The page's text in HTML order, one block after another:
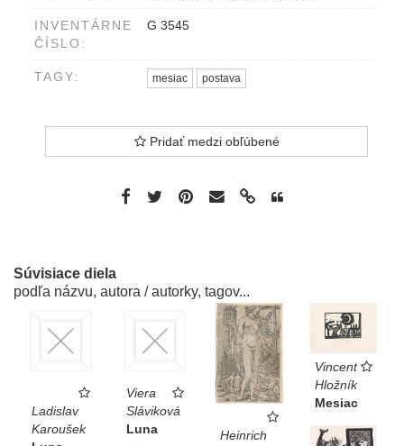
INVENTÁRNE
ČÍSLO:
G 3545
TAGY: mesiac postava
Pridať medzi obľúbené
Súvisiace diela
podľa názvu, autora / autorky, tagov...
Ladislav
Karoušek
Viera
Sláviková
Luna
Heinrich
Vincent
Hložník
Mesiac